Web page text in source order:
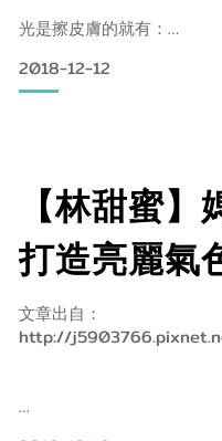
素/０香精/
光是擦皮膚的就有：
擦蚊蟲叮咬的 、 擦瘀青的
如果有一瓶什麼都可以擦
是不是超省事！！
帶小孩外出也不必帶瓶瓶罐
2018-12-12
【林甜蜜
打造亮麗
Cebelia 絲
文章出自：
http://